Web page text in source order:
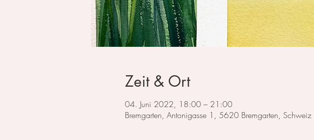
Zeit & Ort
04. Juni 2022, 18:00 – 21:00
Bremgarten, Antonigasse 1, 5620 Bremgarten, Schweiz